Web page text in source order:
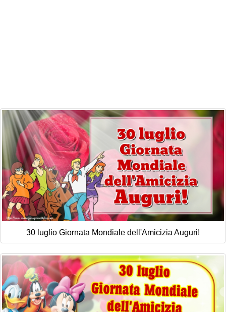
Accedi
30 luglio Giornata Mondiale dell'Amicizia Auguri!